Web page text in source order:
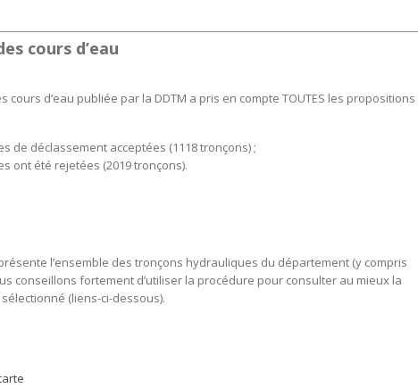
cours d’eau
cours d’eau publiée par la DDTM a pris en compte TOUTES les propositions
de déclassement acceptées (1118 tronçons) ;
ont été rejetées (2019 tronçons).
l’ensemble des tronçons hydrauliques du département (y compris
conseillons fortement d’utiliser la procédure pour consulter au mieux la
(liens-ci-dessous).